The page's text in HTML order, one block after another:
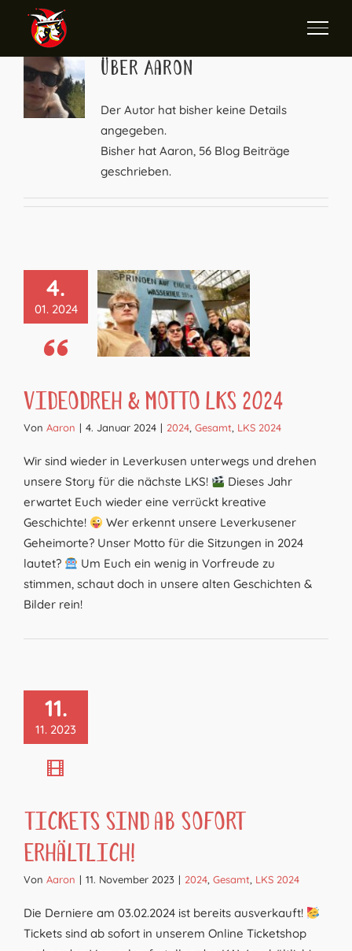
springen
Über Aaron
Der Autor hat bisher keine Details
angegeben.
Bisher hat Aaron, 56 Blog Beiträge
geschrieben.
4.
01. 2024
Videodreh & Motto LKS 2024
Von Aaron | 4. Januar 2024 | 2024 Gesamt LKS 2024
Wir sind wieder in Leverkusen unterwegs und drehen
unsere Story für die nächste LKS!
Dieses Jahr
erwartet Euch wieder eine verrückt kreative
Geschichte!
Wer erkennt unsere Leverkusener
Geheimorte? Unser Motto für die Sitzungen in 2024
lautet?
Um Euch ein wenig in Vorfreude zu
stimmen, schaut doch in unsere alten Geschichten &
Bilder rein!
11.
11. 2023
Tickets sind ab sofort
erhältlich!
Von Aaron | 11. November 2023 | 2024 Gesamt LKS 2024
Die Derniere am 03.02.2024 ist bereits ausverkauft!
Tickets sind ab sofort in unserem Online Ticketshop